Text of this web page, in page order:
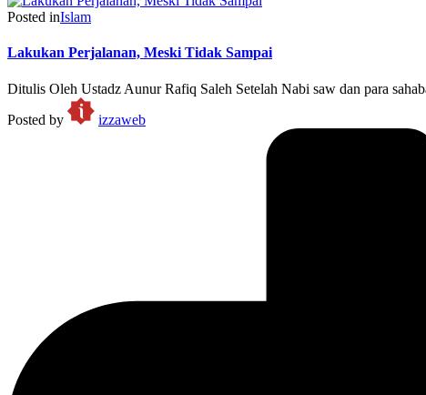
Posted inIslam
Lakukan Perjalanan, Meski Tidak Sampai
Ditulis Oleh Ustadz Aunur Rafiq Saleh Setelah Nabi saw dan para
Posted by
izzaweb